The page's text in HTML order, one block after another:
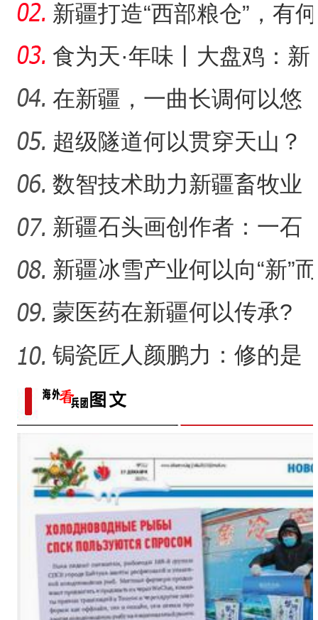
让少数民族古籍文字“活
新疆打造“西部粮仓”，有何
支撑？
食为天·年味丨大盘鸡：新
疆春节餐桌上的年味担当
在新疆，一曲长调何以悠
扬？
超级隧道何以贯穿天山？
数智技术助力新疆畜牧业
走“新”路
新疆石头画创作者：一石
一画乐在其中
新疆冰雪产业何以向“新”而
行？
蒙医药在新疆何以传承?
锔瓷匠人颜鹏力：修的是
瓷，也是“情”